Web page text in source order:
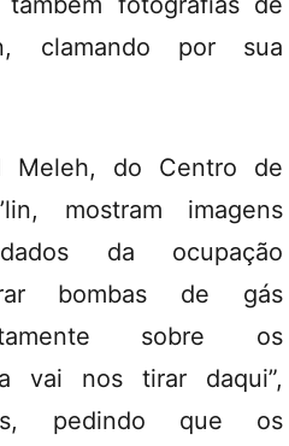
clamando por sua
Meleh, do Centro de
mostram imagens
da ocupação
bombas de gás
sobre os
vai nos tirar daqui”,
pedindo que os